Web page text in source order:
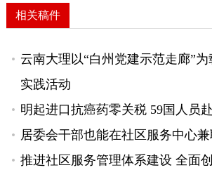
相关稿件
云南大理以“白州党建示范走廊”
实践活动
明起进口抗癌药零关税 59国人员
居委会干部也能在社区服务中心兼
推进社区服务管理体系建设 全面